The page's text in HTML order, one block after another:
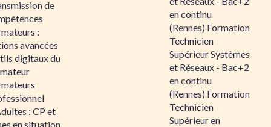
de
:
avancées
digitaux du
: CP et
en situation
en continu
(Rennes) Formation
Technicien
Supérieur Systèmes
et Réseaux - Bac+2
en continu
(Rennes) Formation
Technicien
Supérieur en